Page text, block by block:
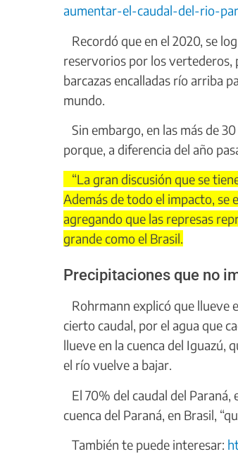
aumentar-el-caudal-del-rio-
Recordó que en el 2020, se
reservorios por los vertederos,
barcazas encalladas río arriba
mundo.
Sin embargo, en las más de
porque, a diferencia del año
“La gran discusión que se
Además de todo el impacto, se
agregando que las represas
grande como el Brasil.
Precipitaciones que no
Rohrmann explicó que llueve
cierto caudal, por el agua que
llueve en la cuenca del Iguazú,
el río vuelve a bajar.
El 70% del caudal del
cuenca del Paraná, en Brasil,
También te puede interesar: